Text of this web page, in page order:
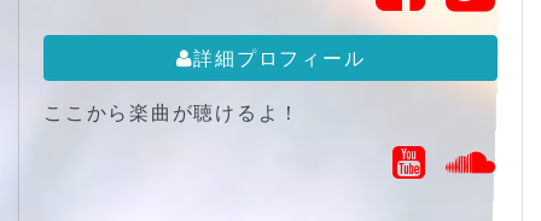
詳細プロフィール
ここから楽曲が聴けるよ！